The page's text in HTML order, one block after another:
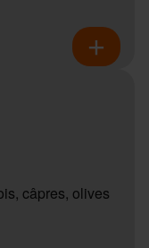
câpres, olives